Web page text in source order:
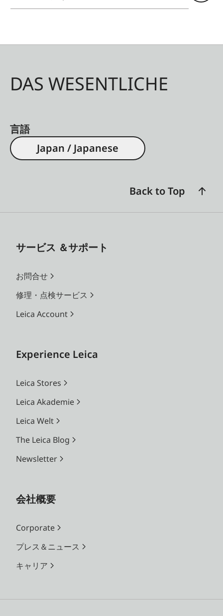
DAS WESENTLICHE
言語
Japan / Japanese
Back to Top
サービス ＆サポート
お問合せ
修理・点検サービス
Leica Account
Experience Leica
Leica Stores
Leica Akademie
Leica Welt
The Leica Blog
Newsletter
会社概要
Corporate
プレス＆ニュース
キャリア